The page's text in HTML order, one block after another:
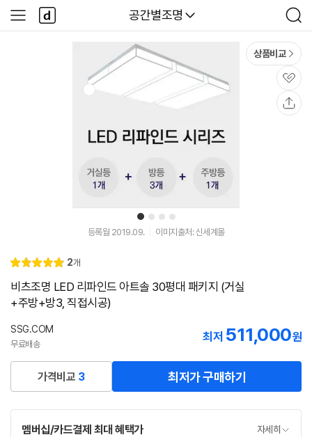
다나와
공간별조명
검
색
사
이
다
나
와
1 2 3 4
상품비교
관
심
등록월 2019.09. 이미지출처: 신세계몰
별
5.
리
2개
비츠조명 LED 리파인드 아트솔 30평대 패키지 (거실
+주방+방3, 직접시공)
SSG.COM
무료배송
최저 511,000원
가격비교 3 최저가 구매하기
멤버십/카드결제 최대 혜택가 자세히